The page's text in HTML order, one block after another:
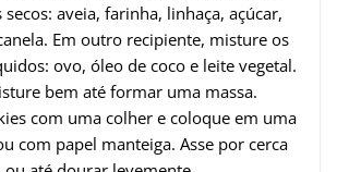
aveia, farinha, linhaça, açúcar,
Em outro recipiente, misture os
ovo, óleo de coco e leite vegetal.
bem até formar uma massa.
com uma colher e coloque em uma
com papel manteiga. Asse por cerca